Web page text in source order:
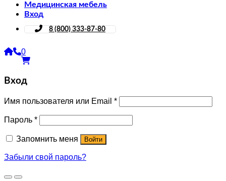
Медицинская мебель
Вход
8 (800) 333-87-80
0
Вход
Имя пользователя или Email *
Пароль *
Запомнить меня Войти
Забыли свой пароль?